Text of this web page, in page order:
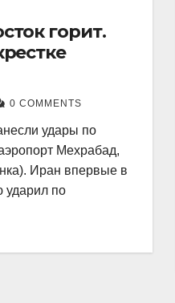
горит.
0 COMMENTS
удары по
Мехрабад,
Иран впервые в
ударил по